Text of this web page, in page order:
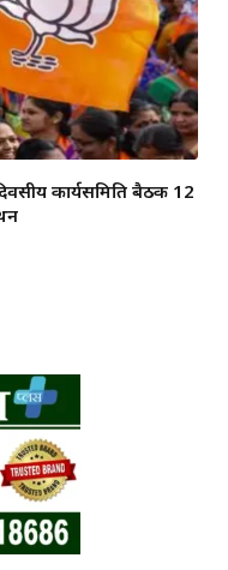
कार्यसमिति बैठक 12